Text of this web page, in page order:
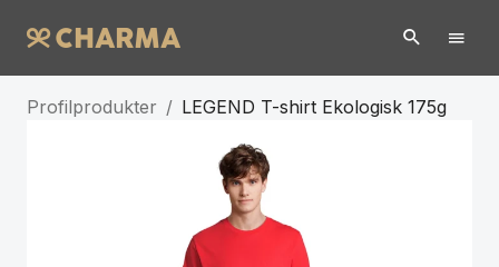
Profilprodukter / LEGEND T-shirt Ekologisk 175g